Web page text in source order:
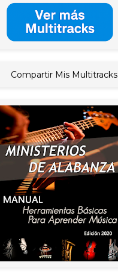
Compartir Mis Multitracks